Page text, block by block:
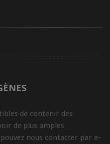
de contenir des
de plus amples
nous contacter par e-